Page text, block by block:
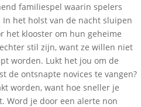
familiespel waarin spelers
het holst van de nacht sluipen
het klooster om hun geheime
stil zijn, want ze willen niet
worden. Lukt het jou om de
de ontsnapte novices te vangen?
worden, want hoe sneller je
Word je door een alerte non